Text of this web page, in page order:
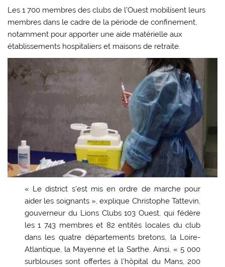
Les 1 700 membres des clubs de l’Ouest mobilisent leurs
membres dans le cadre de la période de confinement,
notamment pour apporter une aide matérielle aux
établissements hospitaliers et maisons de retraite.
« Le district s’est mis en ordre de marche pour
aider les soignants », explique Christophe Tattevin,
gouverneur du Lions Clubs 103 Ouest, qui fédère
les 1 743 membres et 82 entités locales du club
dans les quatre départements bretons, la Loire-
Atlantique, la Mayenne et la Sarthe. Ainsi, « 5 000
surblouses sont offertes à l’hôpital du Mans, 200